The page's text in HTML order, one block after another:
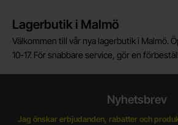
Lagerbutik i Malmö
Välkommen till vår nya lagerbutik i Malmö.
10-17. För snabbare service, gör en
Nyhetsbrev
Jag önskar erbjudanden, rabatter och